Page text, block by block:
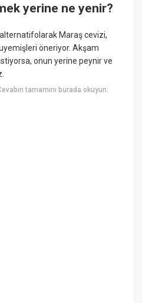
yerine ne yenir?
Maraş cevizi,
öneriyor. Akşam
onun yerine peynir ve
tamamını burada okuyun: